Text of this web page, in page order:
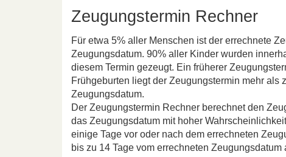
Zeugungstermin Rechner
Für etwa 5% aller Menschen ist der errechnete
Zeugungsdatum. 90% aller Kinder wurden
diesem Termin gezeugt. Ein früherer
Frühgeburten liegt der Zeugungstermin mehr als
Zeugungsdatum.
Der Zeugungstermin Rechner berechnet den
das Zeugungsdatum mit hoher
einige Tage vor oder nach dem errechneten
bis zu 14 Tage vom errechneten Zeugungsdatum